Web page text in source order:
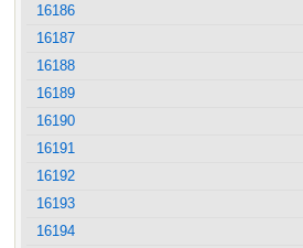
16186
16187
16188
16189
16190
16191
16192
16193
16194